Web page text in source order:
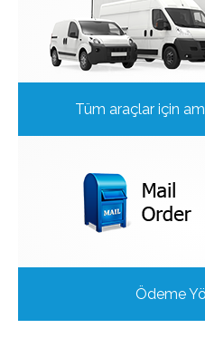
Tüm araçlar için
Ödeme